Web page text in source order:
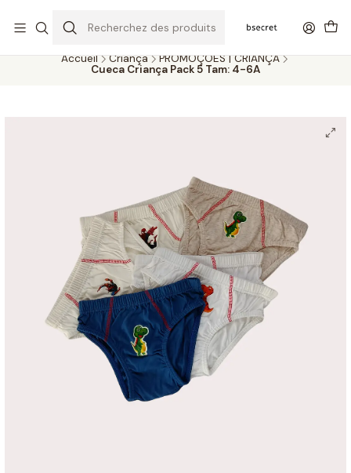
A 5 DIAS
Accueil Criança
PROMOÇÕES | CRIANÇA
Cueca Criança Pack 5 Tam: 4-6A